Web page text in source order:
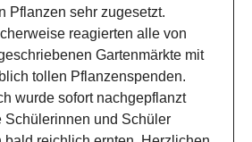
Pflanzen sehr zugesetzt.
reagierten alle von
Gartenmärkte mit
tollen Pflanzenspenden.
wurde sofort nachgepflanzt
Schülerinnen und Schüler